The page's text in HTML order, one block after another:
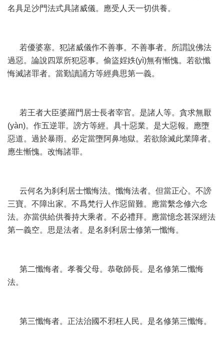
名具足沙門法式具諸威儀。應受人天一切供養。
若優婆塞。犯諸威儀作不善事。不善事者。所謂說佛法
過惡。論說四眾所犯惡事。偷盜婬妷(yì)無有慚愧。若欲懺
悔滅諸罪者。當勤讀誦方等經典思第一義。
若王者大臣婆羅門居士長者宰官。是諸人等。貪求無厭
(yàn)。作五逆罪。謗方等經。具十惡業。是大惡報。應墮
惡道。過於暴雨。必定當墮阿鼻地獄。若欲除滅此業障者。
應生慚愧。改悔諸罪。
云何名为刹利居士懺悔法。懺悔法者。但當正心。不謗
三寶。不障出家。不爲梵行人作惡留難。應當繫念修六念
法。亦當供給供養持大乘者。不必禮拜。應當憶念甚深經法
第一義空。思是法者。是名刹利居士修第一懺悔。
第二懺悔者。孝養父母。恭敬師長。是名修第二懺悔
法。
第三懺悔者。正法治國不邪枉人民。是名修第三懺悔。